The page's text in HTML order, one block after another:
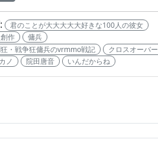
君のことが大大大大大好きな100人の彼女
作
傭兵
・戦争狂傭兵のvrmmo戦記
クロスオーバー
ノ
院田唐音 いんだからね